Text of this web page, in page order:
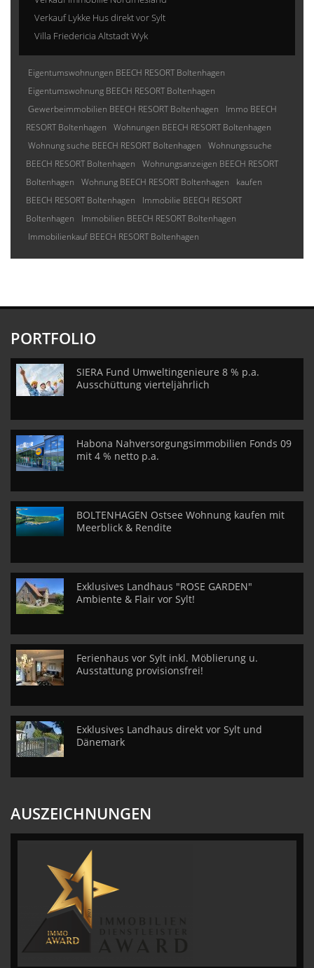
Verkauf Lykke Hus direkt vor Sylt
Villa Friedericia Altstadt Wyk
Eigentumswohnungen BEECH RESORT Boltenhagen
Eigentumswohnung BEECH RESORT Boltenhagen
Gewerbeimmobilien BEECH RESORT Boltenhagen
Immo BEECH
RESORT Boltenhagen
Wohnungen BEECH RESORT Boltenhagen
Wohnung suche BEECH RESORT Boltenhagen
Wohnungssuche
BEECH RESORT Boltenhagen
Wohnungsanzeigen BEECH RESORT
Boltenhagen
Wohnung BEECH RESORT Boltenhagen
kaufen
BEECH RESORT Boltenhagen
Immobilie BEECH RESORT
Boltenhagen
Immobilien BEECH RESORT Boltenhagen
Immobilienkauf BEECH RESORT Boltenhagen
PORTFOLIO
SIERA Fund Umweltingenieure 8 % p.a.
Ausschüttung vierteljährlich
Habona Nahversorgungsimmobilien Fonds 09
mit 4 % netto p.a.
BOLTENHAGEN Ostsee Wohnung kaufen mit
Meerblick & Rendite
Exklusives Landhaus "ROSE GARDEN"
Ambiente & Flair vor Sylt!
Ferienhaus vor Sylt inkl. Möblierung u.
Ausstattung provisionsfrei!
Exklusives Landhaus direkt vor Sylt und
Dänemark
AUSZEICHNUNGEN